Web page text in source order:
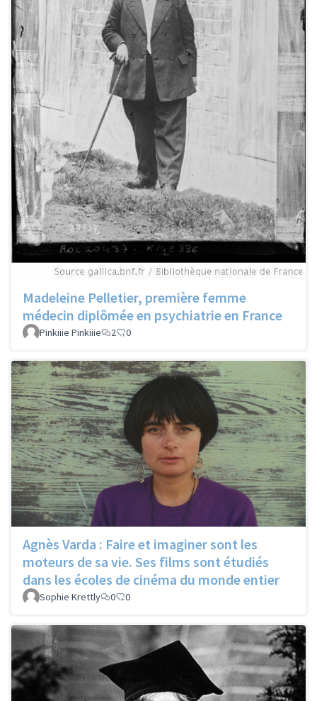
Madeleine Pelletier, première femme
médecin diplômée en psychiatrie en France
Pinkiiie Pinkiiie 2 0
Agnès Varda : Faire et imaginer sont les
moteurs de sa vie. Ses films sont étudiés
dans les écoles de cinéma du monde entier
Sophie Krettly 0 0